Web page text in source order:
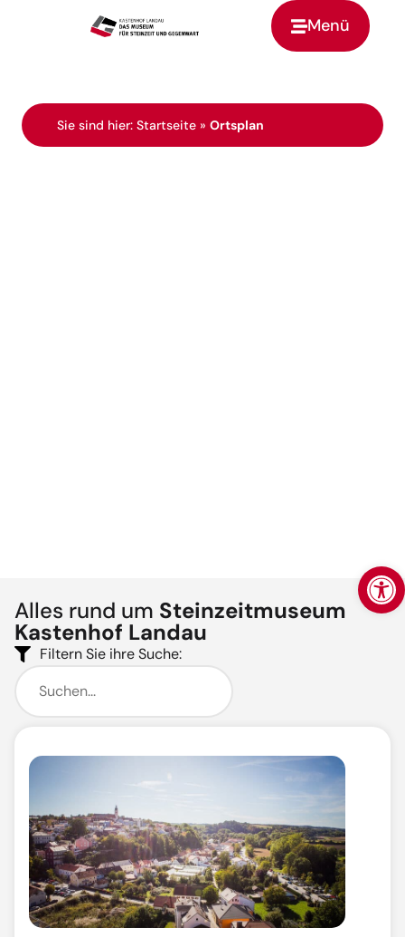
Menü
Zur Startseite
Sie sind hier: Startseite » Ortsplan
Alles rund um Steinzeitmuseum
Kastenhof Landau
Filtern Sie ihre Suche: